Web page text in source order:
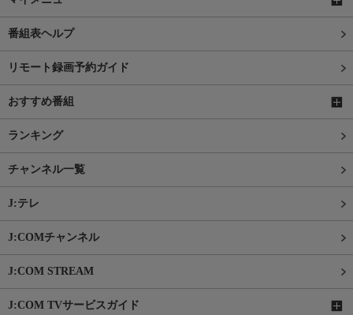
番組表ヘルプ
リモート録画予約ガイド
おすすめ番組
ランキング
チャンネル一覧
J:テレ
J:COMチャンネル
J:COM STREAM
J:COM TVサービスガイド